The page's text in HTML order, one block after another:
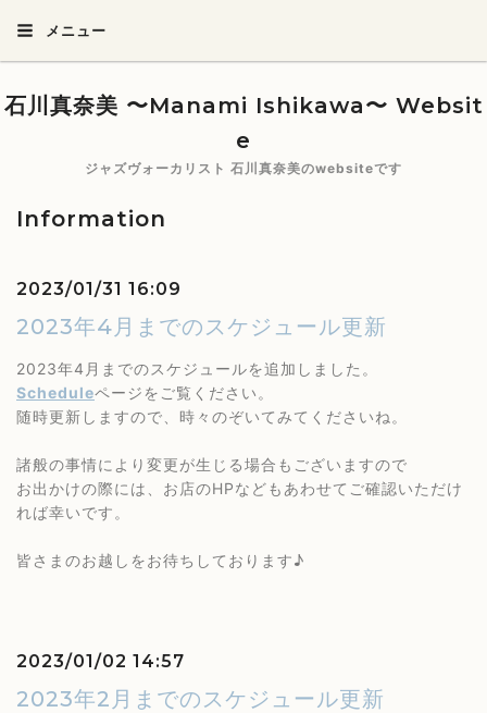
メニュー
石川真奈美 〜Manami Ishikawa〜 Websit
e
ジャズヴォーカリスト 石川真奈美のwebsiteです
Information
2023/01/31 16:09
2023年4月までのスケジュール更新
2023年4月までのスケジュールを追加しました。
Scheduleページをご覧ください。
随時更新しますので、時々のぞいてみてくださいね。
諸般の事情により変更が生じる場合もございますので
お出かけの際には、お店のHPなどもあわせてご確認いただけ
れば幸いです。
皆さまのお越しをお待ちしております♪
2023/01/02 14:57
2023年2月までのスケジュール更新